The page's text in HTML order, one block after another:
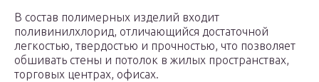
В состав полимерных изделий входит
поливинилхлорид, отличающийся достаточной
легкостью, твердостью и прочностью, что позволяет
обшивать стены и потолок в жилых пространствах,
торговых центрах, офисах.